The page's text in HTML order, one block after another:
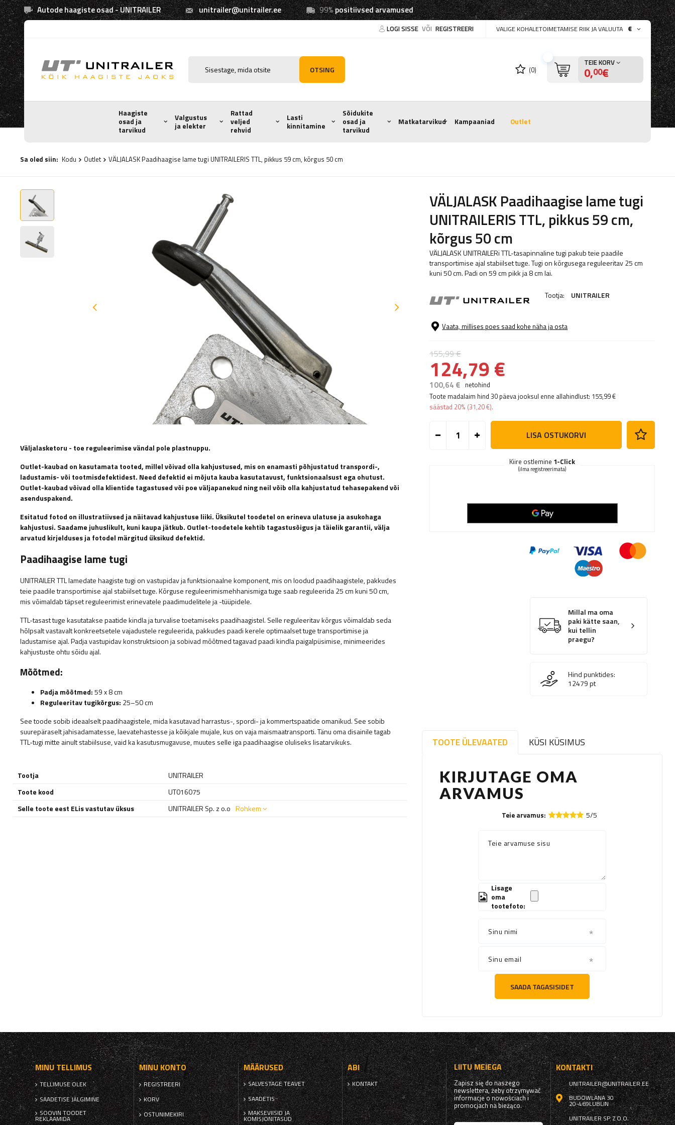
Autode haagiste osad - UNITRAILER unitrailer@unitrailer.ee 99%positiivsed arvamused
LOGI SISSE VÕI REGISTREERI VALIGE KOHALETOIMETAMISE RIIK JA VALUUTA €
OTSING (0)
TEIE KORV
0,00€
Haagiste
osad ja
tarvikud
Valgustus
ja elekter
Rattad
veljed
rehvid
Lasti
kinnitamine
Sõidukite
osad ja
tarvikud
Matkatarvikud Kampaaniad Outlet
Sa oled siin: Kodu Outlet VÄLJALASK Paadihaagise lame tugi UNITRAILERIS TTL, pikkus 59 cm, kõrgus 50 cm
VÄLJALASK Paadihaagise lame tugi
UNITRAILERIS TTL, pikkus 59 cm,
kõrgus 50 cm
VÄLJALASK UNITRAILERi TTL-tasapinnaline tugi pakub teie paadile
transportimise ajal stabiilset tuge. Tugi on kõrgusega reguleeritav 25 cm
kuni 50 cm. Padi on 59 cm pikk ja 8 cm lai.
Tootja: UNITRAILER
Vaata, millises poes saad kohe näha ja osta
155,99 €
124,79 €
100,64 € netohind
Toote madalaim hind 30 päeva jooksul enne allahindlust: 155,99 €
säästad 20% (31,20 €).
LISA OSTUKORVI
Kiire ostlemine 1-Click
(ilma registreerimata)
Millal ma oma
paki kätte saan,
kui tellin
praegu?
Hind punktides:
12479pt
TOOTE ÜLEVAATED KÜSI KÜSIMUS
KIRJUTAGE OMA
ARVAMUS
Teie arvamus: 5/5
Teie arvamuse sisu
Lisage
oma
tootefoto:
Sinu nimi
Sinu email
SAADA TAGASISIDET
Väljalasketoru - toe reguleerimise vändal pole plastnuppu.
Outlet-kaubad on kasutamata tooted, millel võivad olla kahjustused, mis on enamasti põhjustatud transpordi-,
ladustamis- või tootmisdefektidest. Need defektid ei mõjuta kauba kasutatavust, funktsionaalsust ega ohutust.
Outlet-kaubad võivad olla klientide tagastused või poe väljapanekud ning neil võib olla kahjustatud tehasepakend või
asenduspakend.
Esitatud fotod on illustratiivsed ja näitavad kahjustuse liiki. Üksikutel toodetel on erineva ulatuse ja asukohaga
kahjustusi. Saadame juhuslikult, kuni kaupa jätkub. Outlet-toodetele kehtib tagastusõigus ja täielik garantii, välja
arvatud kirjelduses ja fotodel märgitud üksikud defektid.
Paadihaagise lame tugi
UNITRAILER TTL lamedate haagiste tugi on vastupidav ja funktsionaalne komponent, mis on loodud paadihaagistele, pakkudes
teie paadile transportimise ajal stabiilset tuge. Kõrguse reguleerimismehhanismiga tuge saab reguleerida 25 cm kuni 50 cm,
mis võimaldab täpset reguleerimist erinevatele paadimudelitele ja -tüüpidele.
TTL-tasast tuge kasutatakse paatide kindla ja turvalise toetamiseks paadihaagistel. Selle reguleeritav kõrgus võimaldab seda
hõlpsalt vastavalt konkreetsetele vajadustele reguleerida, pakkudes paadi kerele optimaalset tuge transportimise ja
ladustamise ajal. Padja vastupidav konstruktsioon ja sobivad mõõtmed tagavad paadi kindla paigalpüsimise, minimeerides
kahjustuste ohtu sõidu ajal.
Mõõtmed:
Padja mõõtmed:59 x 8 cm
Reguleeritav tugikõrgus: 25–50 cm
See toode sobib ideaalselt paadihaagistele, mida kasutavad harrastus-, spordi- ja kommertspaatide omanikud. See sobib
suurepäraselt jahisadamatesse, laevatehastesse ja kõikjale mujale, kus on vaja maismaatransporti. Tänu oma disainile tagab
TTL-tugi mitte ainult stabiilsuse, vaid ka kasutusmugavuse, muutes selle iga paadihaagise oluliseks lisatarvikuks.
Tootja
UNITRAILER
Toote kood
UT016075
Selle toote eest ELis vastutav üksus
UNITRAILER Sp. z o.o Rohkem
MINU TELLIMUS
TELLIMUSE OLEK
SAADETISE JÄLGIMINE
SOOVIN TOODET
REKLAAMIDA
MINU KONTO
REGISTREERI
KORV
OSTUNIMEKIRI
MÄÄRUSED
SALVESTAGE TEAVET
SAADETIS
MAKSEVIISID JA
KOMISJONITASUD
ABI
KONTAKT
LIITU MEIEGA
Zapisz się do naszego
newslettera, żeby otrzymywać
informacje o nowościach i
promocjach na bieżąco.
KONTAKTI
UNITRAILER@UNITRAILER.EE
BUDOWLANA 30
20-469LUBLIN
UNITRAILER SP. Z O.O.